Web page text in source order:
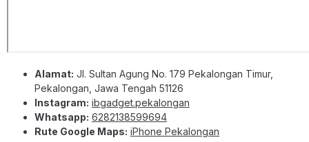
Alamat: Jl. Sultan Agung No. 179 Pekalongan Timur,
Pekalongan, Jawa Tengah 51126
Instagram: ibgadget.pekalongan
Whatsapp: 6282138599694
Rute Google Maps: iPhone Pekalongan